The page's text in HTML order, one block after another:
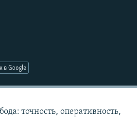
в Google
точность, оперативность,